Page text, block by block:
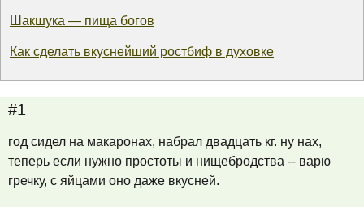
Шакшука — пища богов
Как сделать вкуснейший ростбиф в духовке
#1
год сидел на макаронах, набрал двадцать кг. ну нах,
теперь если нужно простоты и нищебродства -- варю
гречку, с яйцами оно даже вкусней.